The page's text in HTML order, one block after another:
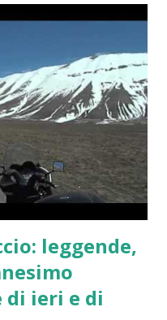
industriale di primo
di euro considerando
quasi
2022-2023 è stata
di rilievo. Il Napoli
a 33 anni dall'ultimo
avuto un impatto
leggende,
ieri e di